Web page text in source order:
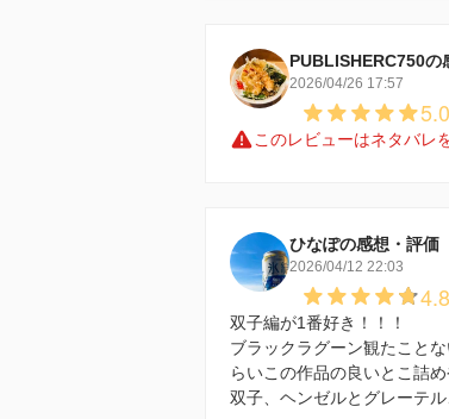
PUBLISHERC750の
2026/04/26 17:57
5.0
このレビューはネタバレ
ひなぽの感想・評価
2026/04/12 22:03
4.8
双子編が1番好き！！！
ブラックラグーン観たこと
らいこの作品の良いとこ詰め
双子、ヘンゼルとグレーテ